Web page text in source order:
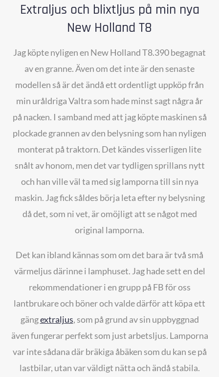
Extraljus och blixtljus på min nya
New Holland T8
Jag köpte nyligen en New Holland T8.390 begagnat
av en granne. Även om det inte är den senaste
modellen så är det ändå ett ordentligt uppköp från
min uråldriga Valtra som hade minst sagt några år
på nacken. I samband med att jag köpte maskinen så
plockade grannen av den belysning som han nyligen
monterat på traktorn. Det kändes visserligen lite
snålt av honom, men det var tydligen sprillans nytt
och han ville väl ta med sig lamporna till sin nya
maskin. Jag fick såldes börja leta efter ny belysning
då det, som ni vet, är omöjligt att se något med
original lamporna.
Det kan ibland kännas som om det bara är två små
värmeljus därinne i lamphuset. Jag hade sett en del
rekommendationer i en grupp på FB för oss
lantbrukare och böner och valde därför att köpa ett
gängextraljus, som på grund av sin uppbyggnad
även fungerar perfekt som just arbetsljus. Lamporna
var inte sådana där bräkiga åbäken som du kan se på
lastbilar, utan var väldigt nätta och ändå stabila.